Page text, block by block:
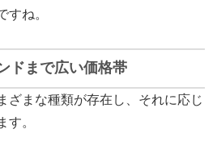
すね。
ドまで広い価格帯
ざまな種類が存在し、それに応じ
す。